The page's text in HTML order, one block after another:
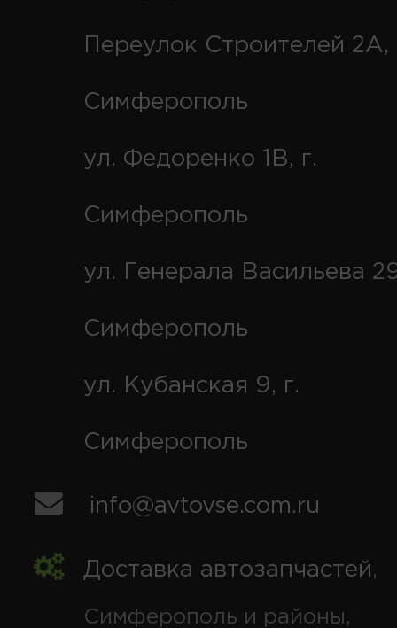
Переулок Строителей 2А,
Симферополь
ул. Федоренко 1В, г.
Симферополь
ул. Генерала Васильева
Симферополь
ул. Кубанская 9, г.
Симферополь
info@avtovse.com.ru
Доставка автозапчастей,
Симферополь и районы,